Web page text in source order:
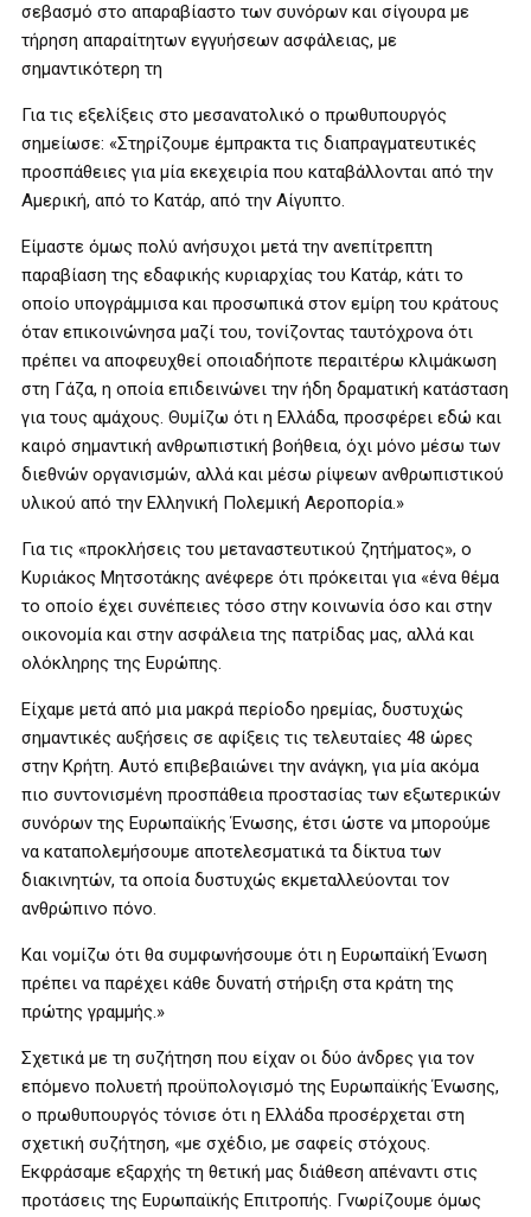
σεβασμό στο απαραβίαστο των συνόρων και σίγουρα με
τήρηση απαραίτητων εγγυήσεων ασφάλειας, με
σημαντικότερη τη
Για τις εξελίξεις στο μεσανατολικό ο πρωθυπουργός
σημείωσε: «Στηρίζουμε έμπρακτα τις διαπραγματευτικές
προσπάθειες για μία εκεχειρία που καταβάλλονται από την
Αμερική, από το Κατάρ, από την Αίγυπτο.
Είμαστε όμως πολύ ανήσυχοι μετά την ανεπίτρεπτη
παραβίαση της εδαφικής κυριαρχίας του Κατάρ, κάτι το
οποίο υπογράμμισα και προσωπικά στον εμίρη του κράτους
όταν επικοινώνησα μαζί του, τονίζοντας ταυτόχρονα ότι
πρέπει να αποφευχθεί οποιαδήποτε περαιτέρω κλιμάκωση
στη Γάζα, η οποία επιδεινώνει την ήδη δραματική κατάσταση
για τους αμάχους. Θυμίζω ότι η Ελλάδα, προσφέρει εδώ και
καιρό σημαντική ανθρωπιστική βοήθεια, όχι μόνο μέσω των
διεθνών οργανισμών, αλλά και μέσω ρίψεων ανθρωπιστικού
υλικού από την Ελληνική Πολεμική Αεροπορία.»
Για τις «προκλήσεις του μεταναστευτικού ζητήματος», ο
Κυριάκος Μητσοτάκης ανέφερε ότι πρόκειται για «ένα θέμα
το οποίο έχει συνέπειες τόσο στην κοινωνία όσο και στην
οικονομία και στην ασφάλεια της πατρίδας μας, αλλά και
ολόκληρης της Ευρώπης.
Είχαμε μετά από μια μακρά περίοδο ηρεμίας, δυστυχώς
σημαντικές αυξήσεις σε αφίξεις τις τελευταίες 48 ώρες
στην Κρήτη. Αυτό επιβεβαιώνει την ανάγκη, για μία ακόμα
πιο συντονισμένη προσπάθεια προστασίας των εξωτερικών
συνόρων της Ευρωπαϊκής Ένωσης, έτσι ώστε να μπορούμε
να καταπολεμήσουμε αποτελεσματικά τα δίκτυα των
διακινητών, τα οποία δυστυχώς εκμεταλλεύονται τον
ανθρώπινο πόνο.
Και νομίζω ότι θα συμφωνήσουμε ότι η Ευρωπαϊκή Ένωση
πρέπει να παρέχει κάθε δυνατή στήριξη στα κράτη της
πρώτης γραμμής.»
Σχετικά με τη συζήτηση που είχαν οι δύο άνδρες για τον
επόμενο πολυετή προϋπολογισμό της Ευρωπαϊκής Ένωσης,
ο πρωθυπουργός τόνισε ότι η Ελλάδα προσέρχεται στη
σχετική συζήτηση, «με σχέδιο, με σαφείς στόχους.
Εκφράσαμε εξαρχής τη θετική μας διάθεση απέναντι στις
προτάσεις της Ευρωπαϊκής Επιτροπής. Γνωρίζουμε όμως